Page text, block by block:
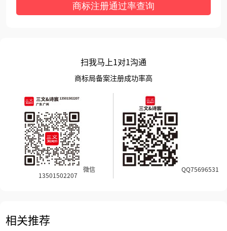
商标注册通过率查询
扫我马上1对1沟通
商标局备案注册成功率高
微信
13501502207
QQ75696531
相关推荐